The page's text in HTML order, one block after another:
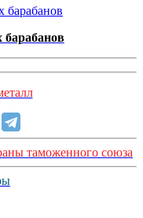
таможенного союза